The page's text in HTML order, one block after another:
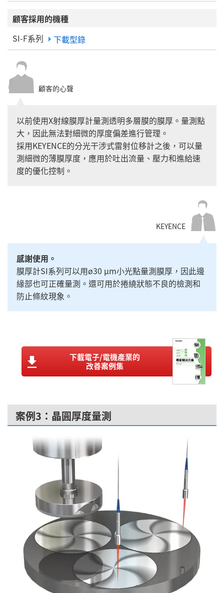
顧客採用的機種
SI-F系列
下載型錄
顧客的心聲
以前使用X射線膜厚計量測透明多層膜的膜厚。量測點
大，因此無法對細微的厚度偏差進行管理。
採用KEYENCE的分光干涉式雷射位移計之後，可以量
測細微的薄膜厚度，應用於吐出流量、壓力和進給速
度的優化控制。
KEYENCE
感謝使用。
膜厚計SI系列可以用ø30 μm小光點量測膜厚，因此邊
緣部也可正確量測。還可用於捲繞狀態不良的檢測和
防止條紋現象。
下載電子/電機產業的
改善案例集
案例3：晶圓厚度量測